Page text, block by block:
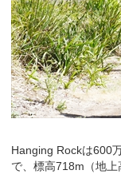
Hanging Rockは600
で、標高718m（地上